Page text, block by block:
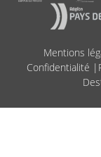
Mentions
Confidentialité |